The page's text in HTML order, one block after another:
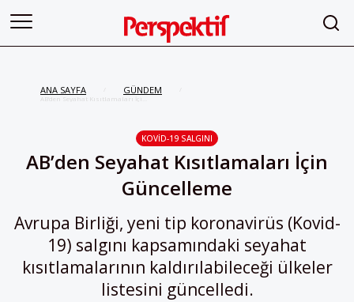
ANA SAYFA GÜNDEM
AB’den Seyahat Kısıtlamaları İçin
KOVID-19 SALGINI
AB’den Seyahat Kısıtlamaları İçin
Güncelleme
Avrupa Birliği, yeni tip koronavirüs (Kovid-
19) salgını kapsamındaki seyahat
kısıtlamalarının kaldırılabileceği ülkeler
listesini güncelledi.